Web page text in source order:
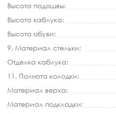
Высота подошвы:
Высота каблука:
Высота обуви:
9. Материал стельки:
Отделка каблука:
11. Полнота колодки:
Материал верха:
Материал подкладки: